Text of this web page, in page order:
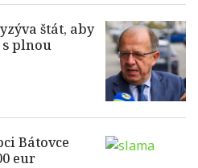
štát, aby
plnou
Bátovce
eur